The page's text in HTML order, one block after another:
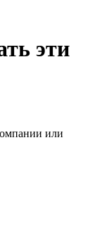
эти
или